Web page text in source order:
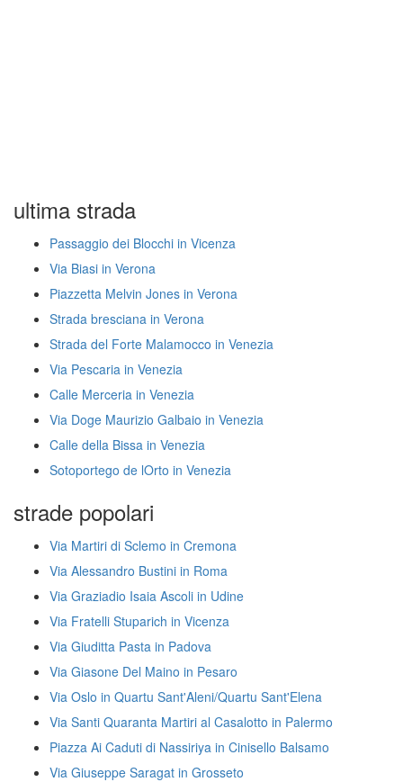
ultima strada
Passaggio dei Blocchi in Vicenza
Via Biasi in Verona
Piazzetta Melvin Jones in Verona
Strada bresciana in Verona
Strada del Forte Malamocco in Venezia
Via Pescaria in Venezia
Calle Merceria in Venezia
Via Doge Maurizio Galbaio in Venezia
Calle della Bissa in Venezia
Sotoportego de lOrto in Venezia
strade popolari
Via Martiri di Sclemo in Cremona
Via Alessandro Bustini in Roma
Via Graziadio Isaia Ascoli in Udine
Via Fratelli Stuparich in Vicenza
Via Giuditta Pasta in Padova
Via Giasone Del Maino in Pesaro
Via Oslo in Quartu Sant'Aleni/Quartu Sant'Elena
Via Santi Quaranta Martiri al Casalotto in Palermo
Piazza Ai Caduti di Nassiriya in Cinisello Balsamo
Via Giuseppe Saragat in Grosseto